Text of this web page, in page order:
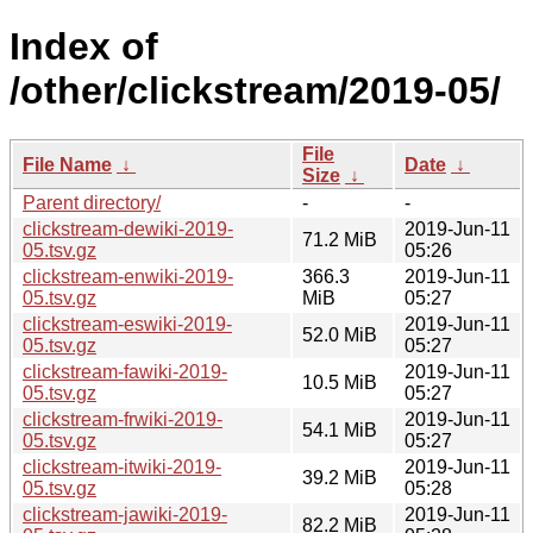
Index of
/other/clickstream/2019-05/
File Name ↓
File
Size ↓
Date ↓
Parent directory/
-
-
clickstream-dewiki-2019-
05.tsv.gz
71.2 MiB
2019-Jun-11
05:26
clickstream-enwiki-2019-
05.tsv.gz
366.3
MiB
2019-Jun-11
05:27
clickstream-eswiki-2019-
05.tsv.gz
52.0 MiB
2019-Jun-11
05:27
clickstream-fawiki-2019-
05.tsv.gz
10.5 MiB
2019-Jun-11
05:27
clickstream-frwiki-2019-
05.tsv.gz
54.1 MiB
2019-Jun-11
05:27
clickstream-itwiki-2019-
05.tsv.gz
39.2 MiB
2019-Jun-11
05:28
clickstream-jawiki-2019-
82.2 MiB
2019-Jun-11